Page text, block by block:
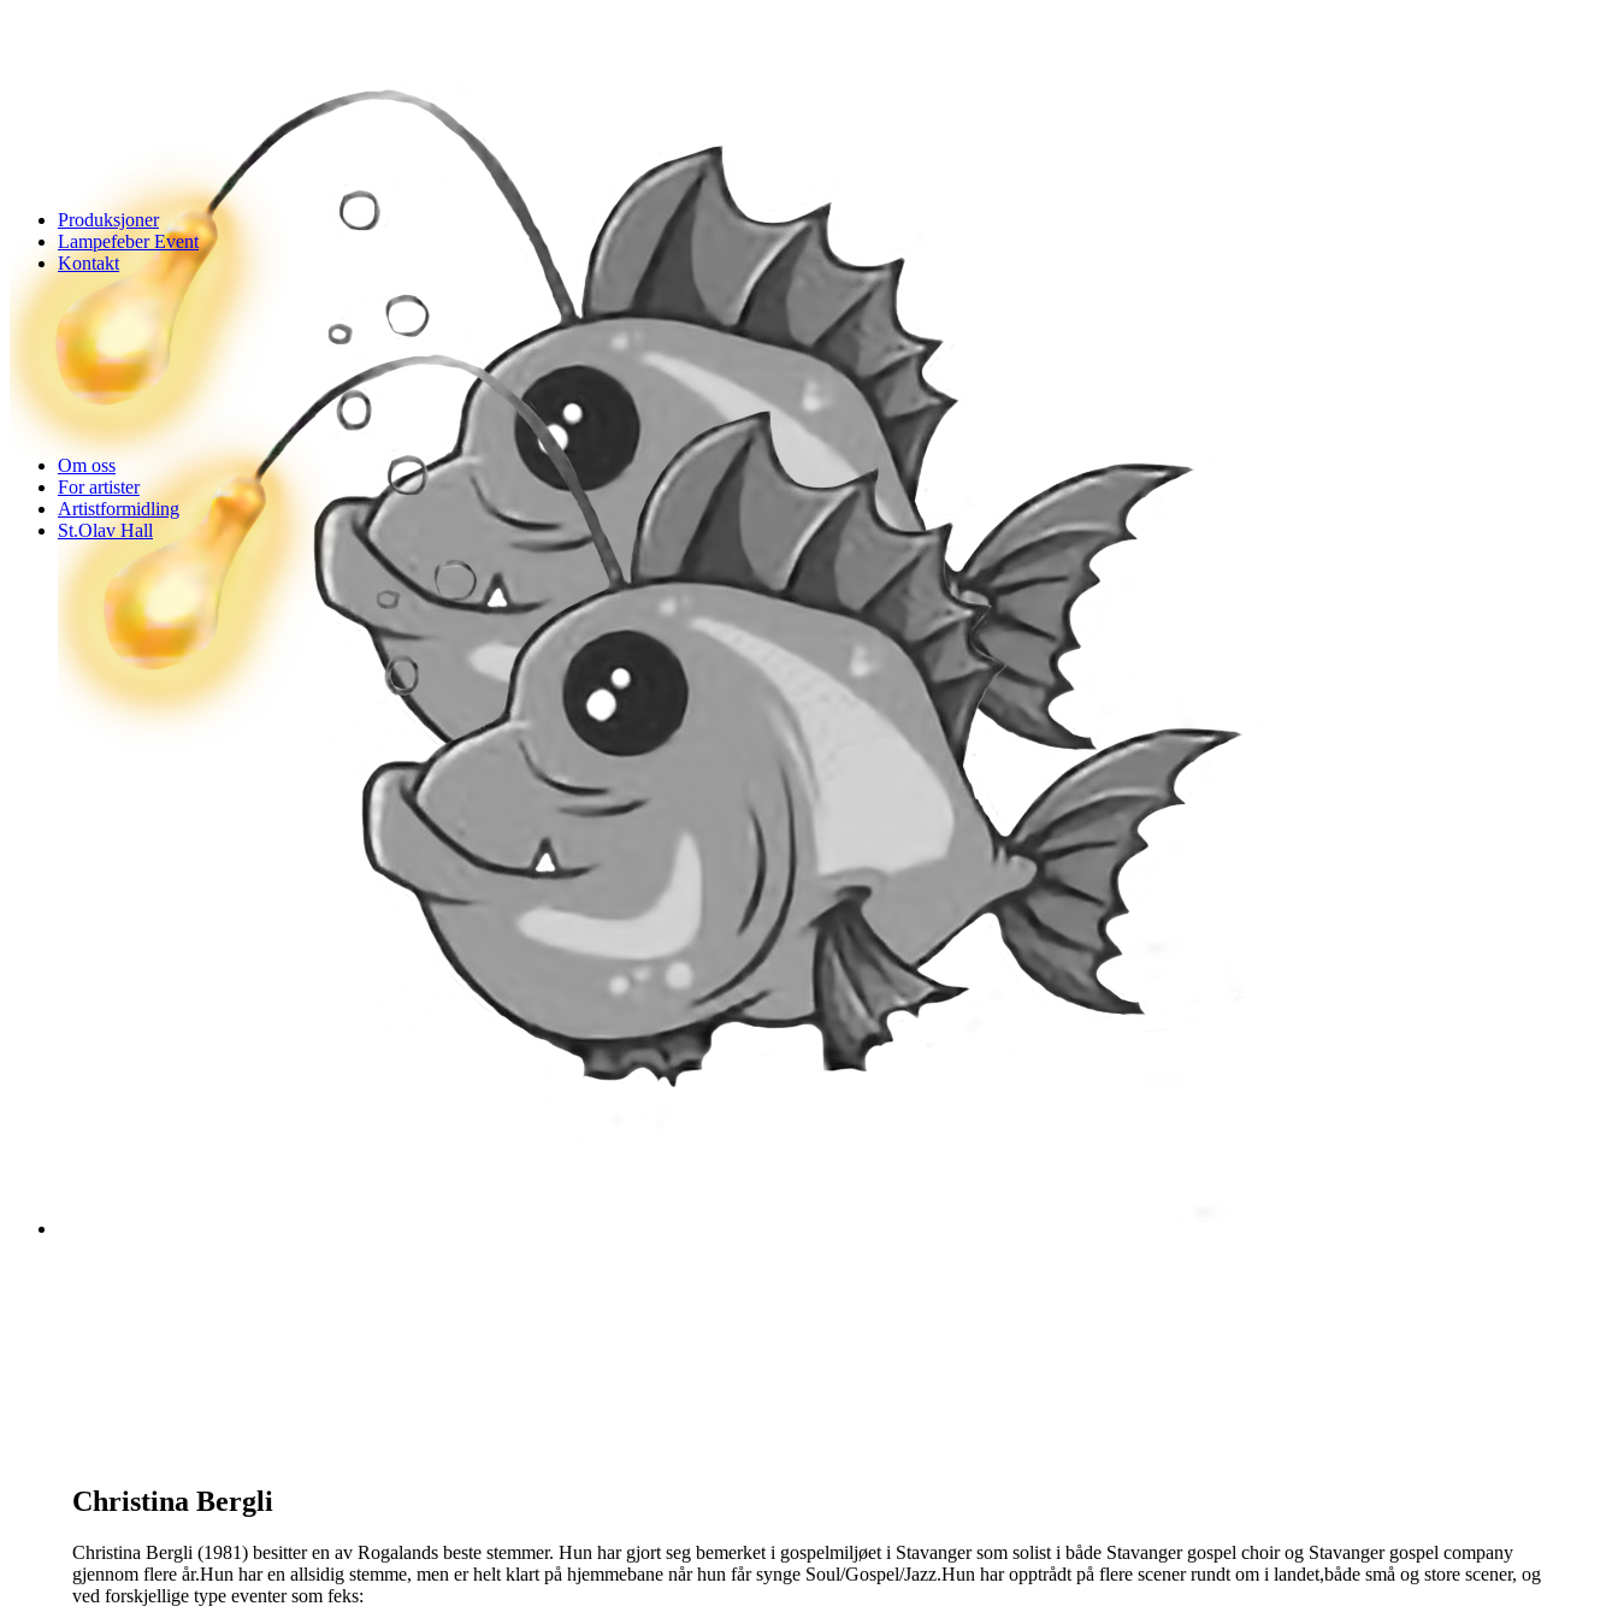
Produksjoner
Lampefeber Event
Kontakt
Om oss
For artister
Artistformidling
St.Olav Hall
Christina Bergli
Christina Bergli (1981) besitter en av Rogalands beste stemmer. Hun har gjort seg bemerket i gospelmiljøet i Stavanger som solist i både Stavanger gospel choir og Stavanger gospel company
gjennom flere år.Hun har en allsidig stemme, men er helt klart på hjemmebane når hun får synge Soul/Gospel/Jazz.Hun har opptrådt på flere scener rundt om i landet,både små og store scener, og
ved forskjellige type eventer som feks: